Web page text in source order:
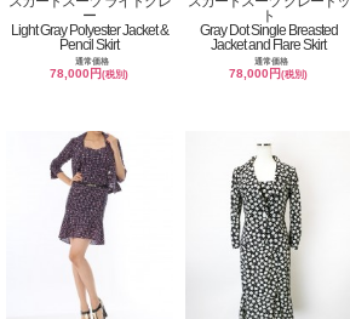
ー
Light Gray Polyester Jacket &
Pencil Skirt
通常価格
78,000円(税別)
ト
Gray Dot Single Breasted
Jacket and Flare Skirt
通常価格
78,000円(税別)